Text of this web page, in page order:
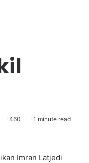
460 1 minute read
Imran Latjedi